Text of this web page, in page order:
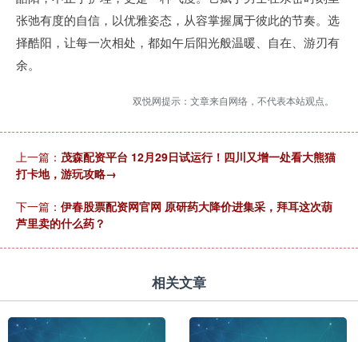
张弛有度的自信，以优雅姿态，从容掌握属于彼此的节奏。选
择酷阳，让每一次相处，都如午后阳光般温暖、自在、游刃有
余。
双悦网提示：文章来自网络，不代表本站观点。
上一篇： 茂森配资平台 12月29日试运行！四川又增一处看大熊猫
打卡地，游玩攻略→
下一篇： 伊春股票配资网官网 原研药大降价进集采，拜耳这次葫
芦里卖的什么药？
相关文章